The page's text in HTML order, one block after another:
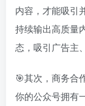
内容，才能吸引
持续输出高质量
态，吸引广告主
🎯其次，商务合
你的公众号拥有